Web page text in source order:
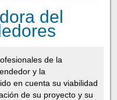
del
de la
y la
en cuenta su viabilidad
de su proyecto y su